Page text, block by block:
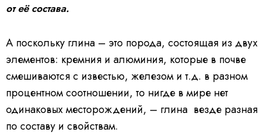
от её состава.
А поскольку глина – это порода, состоящая из двух
элементов: кремния и алюминия, которые в почве
смешиваются с известью, железом и т.д. в разном
процентном соотношении, то нигде в мире нет
одинаковых месторождений, – глина везде разная
по составу и свойствам.